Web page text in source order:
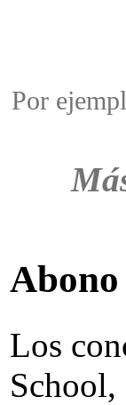
Por
Abono
Los
School,